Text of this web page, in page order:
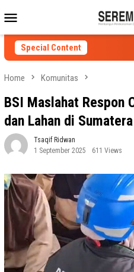
to
contentMenu
Special Content
Home Komunitas
BSI Maslahat Respon
dan Lahan di Sumatera
Tsaqif Ridwan
1 September 2025
611 Views